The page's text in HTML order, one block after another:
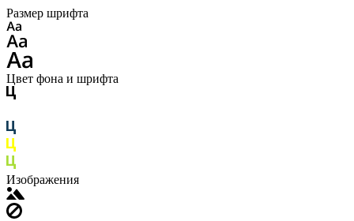
Размер шрифта
Цвет фона и шрифта
Изображения